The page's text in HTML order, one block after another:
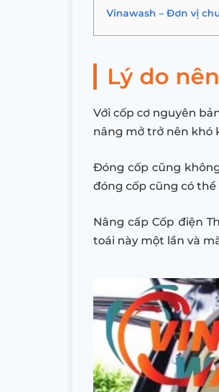
Vinawash – Đơn vị
Lý do
Với cốp cơ nguyên
nâng mở trở nên khó
Đóng cốp cũng
đóng cốp cũng có
Nâng cấp Cốp điện
toái này một lần và